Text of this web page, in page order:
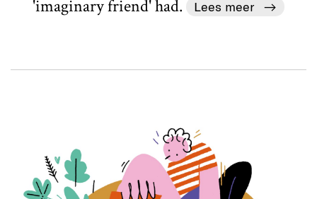
'imaginary friend' had.
Lees meer